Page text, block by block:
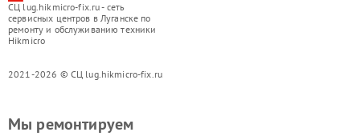
СЦ lug.hikmicro-fix.ru - сеть
сервисных центров в Луганске по
ремонту и обслуживанию техники
Hikmicro
2021-2026 © СЦ lug.hikmicro-fix.ru
Мы ремонтируем